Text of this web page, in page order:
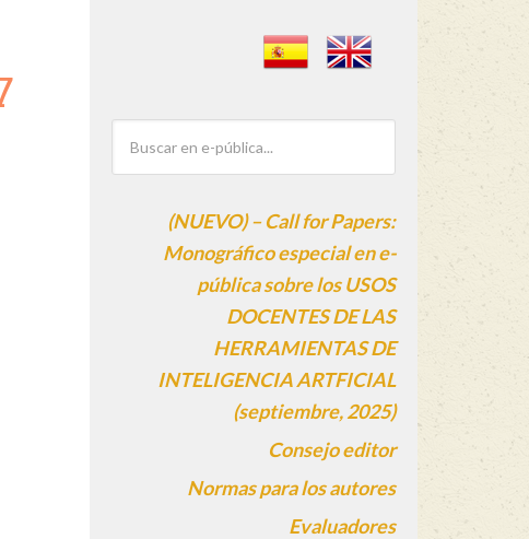
(NUEVO) – Call for Papers:
Monográfico especial en e-
pública sobre los USOS
DOCENTES DE LAS
HERRAMIENTAS DE
INTELIGENCIA ARTFICIAL
(septiembre, 2025)
Consejo editor
Normas para los autores
Evaluadores